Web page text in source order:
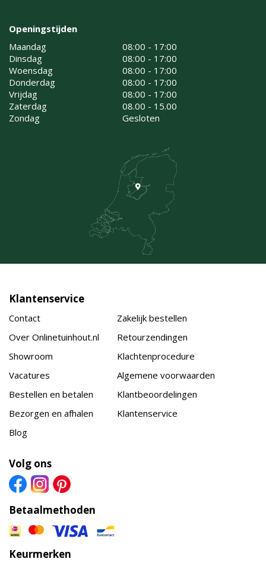
Openingstijden
Maandag
08:00 - 17:00
Dinsdag
08:00 - 17:00
Woensdag
08:00 - 17:00
Donderdag
08:00 - 17:00
Vrijdag
08:00 - 17:00
Zaterdag
08.00 - 15.00
Zondag
Gesloten
Klantenservice
Contact
Over Onlinetuinhout.nl
Showroom
Vacatures
Bestellen en betalen
Bezorgen en afhalen
Blog
Zakelijk bestellen
Retourzendingen
Klachtenprocedure
Algemene voorwaarden
Klantbeoordelingen
Klantenservice
Volg ons
Betaalmethoden
Keurmerken